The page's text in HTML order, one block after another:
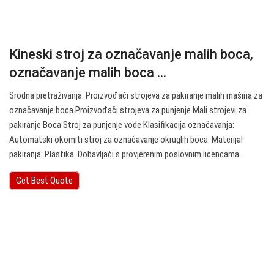
Kineski stroj za označavanje malih boca,
označavanje malih boca ...
Srodna pretraživanja: Proizvođači strojeva za pakiranje malih mašina za
označavanje boca Proizvođači strojeva za punjenje Mali strojevi za
pakiranje Boca Stroj za punjenje vode Klasifikacija označavanja:
Automatski okomiti stroj za označavanje okruglih boca. Materijal
pakiranja: Plastika. Dobavljači s provjerenim poslovnim licencama.
Get Best Quote